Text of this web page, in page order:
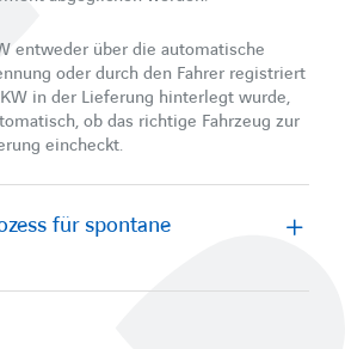
entweder über die automatische
oder durch den Fahrer registriert
in der Lieferung hinterlegt wurde,
ob das richtige Fahrzeug zur
eincheckt.
für spontane